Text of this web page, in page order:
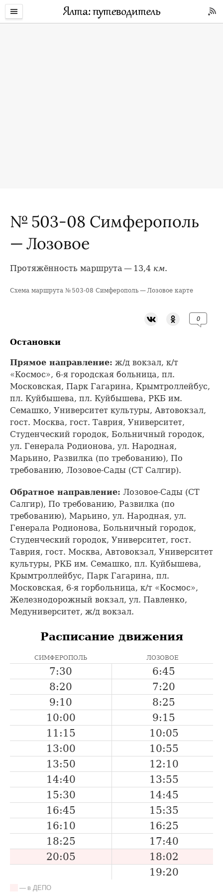
№ 503-08 Симферополь
— Лозовое
Протяжённость маршрута — 13,4 км.
Схема маршрута № 503-08 Симферополь — Лозовое карте
0
Остановки
Прямое направление: ж/д вокзал, к/т
«Космос», 6-я городская больница, пл.
Московская, Парк Гагарина, Крымтроллейбус,
пл. Куйбышева, пл. Куйбышева, РКБ им.
Семашко, Университет культуры, Автовокзал,
гост. Москва, гост. Таврия, Университет,
Студенческий городок, Больничный городок,
ул. Генерала Родионова, ул. Народная,
Марьино, Развилка (по требованию), По
требованию, Лозовое-Сады (СТ Салгир).
Обратное направление: Лозовое-Сады (СТ
Салгир), По требованию, Развилка (по
требованию), Марьино, ул. Народная, ул.
Генерала Родионова, Больничный городок,
Студенческий городок, Университет, гост.
Таврия, гост. Москва, Автовокзал, Университет
культуры, РКБ им. Семашко, пл. Куйбышева,
Крымтроллейбус, Парк Гагарина, пл.
Московская, 6-я горбольница, к/т «Космос»,
Железнодорожный вокзал, ул. Павленко,
Медуниверситет, ж/д вокзал.
Расписание движения
СИМФЕРОПОЛЬ ЛОЗОВОЕ
7:30
6:45
8:20
7:20
9:10
8:25
10:00
9:15
11:15
10:05
13:00
10:55
13:50
12:10
14:40
13:55
15:30
14:45
16:45
15:35
16:10
16:25
18:25
17:40
20:05
18:02
19:20
— в ДЕПО